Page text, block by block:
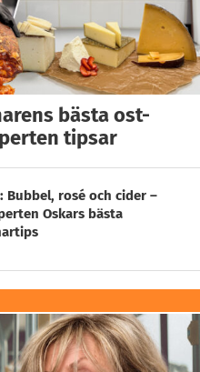
bästa ost-
tipsar
Bubbel, rosé och cider –
Oskars bästa